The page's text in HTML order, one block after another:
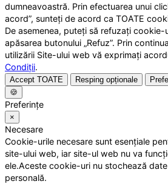
dumneavoastră. Prin efectuarea unui
acord”, sunteți de acord ca TOATE
De asemenea, puteți să refuzați
apăsarea butonului „Refuz”. Prin
utilizării Site-ului web vă exprimați
Condiții.
Accept TOATE Resping opționale
🍪
Preferințe
×
Necesare
Cookie-urile necesare sunt esențiale
site-ului web, iar site-ul web nu va
ele.Aceste cookie-uri nu stochează
personală.